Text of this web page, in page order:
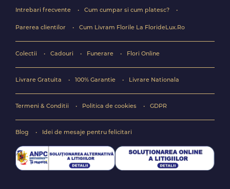
Intrebari frecvente Cum cumpar si cum platesc?
Parerea clientilor Cum Livram Florile La FlorideLux.Ro
Colectii Cadouri Funerare Flori Online
Livrare Gratuita 100% Garantie Livrare Nationala
Termeni & Conditii Politica de cookies GDPR
Blog Idei de mesaje pentru felicitari